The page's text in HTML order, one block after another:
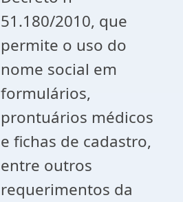
51.180/2010, que
permite o uso do
nome social em
formulários,
prontuários médicos
e fichas de cadastro,
entre outros
requerimentos da